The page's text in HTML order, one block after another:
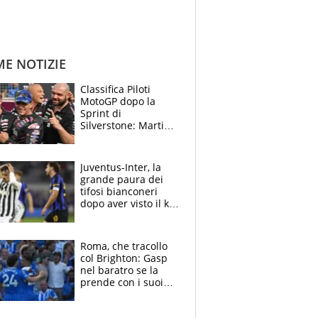
NOTIZIE
Classifica Piloti
MotoGP dopo la
Sprint di
Silverstone: Martin
Marquez
Juventus-Inter, la
grande paura dei
tifosi bianconeri
dopo aver visto il ko
Roma, che tracollo
col Brighton: Gasp
nel baratro se la
prende con i suoi